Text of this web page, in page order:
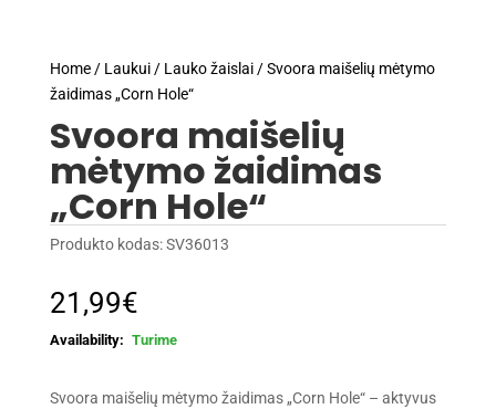
Home/ Laukui/ Lauko žaislai/ Svoora maišelių mėtymo
žaidimas „Corn Hole“
Svoora maišelių
mėtymo žaidimas
„Corn Hole“
Produkto kodas:SV36013
21,99€
Turime
Svoora maišelių mėtymo žaidimas „Corn Hole“ – aktyvus